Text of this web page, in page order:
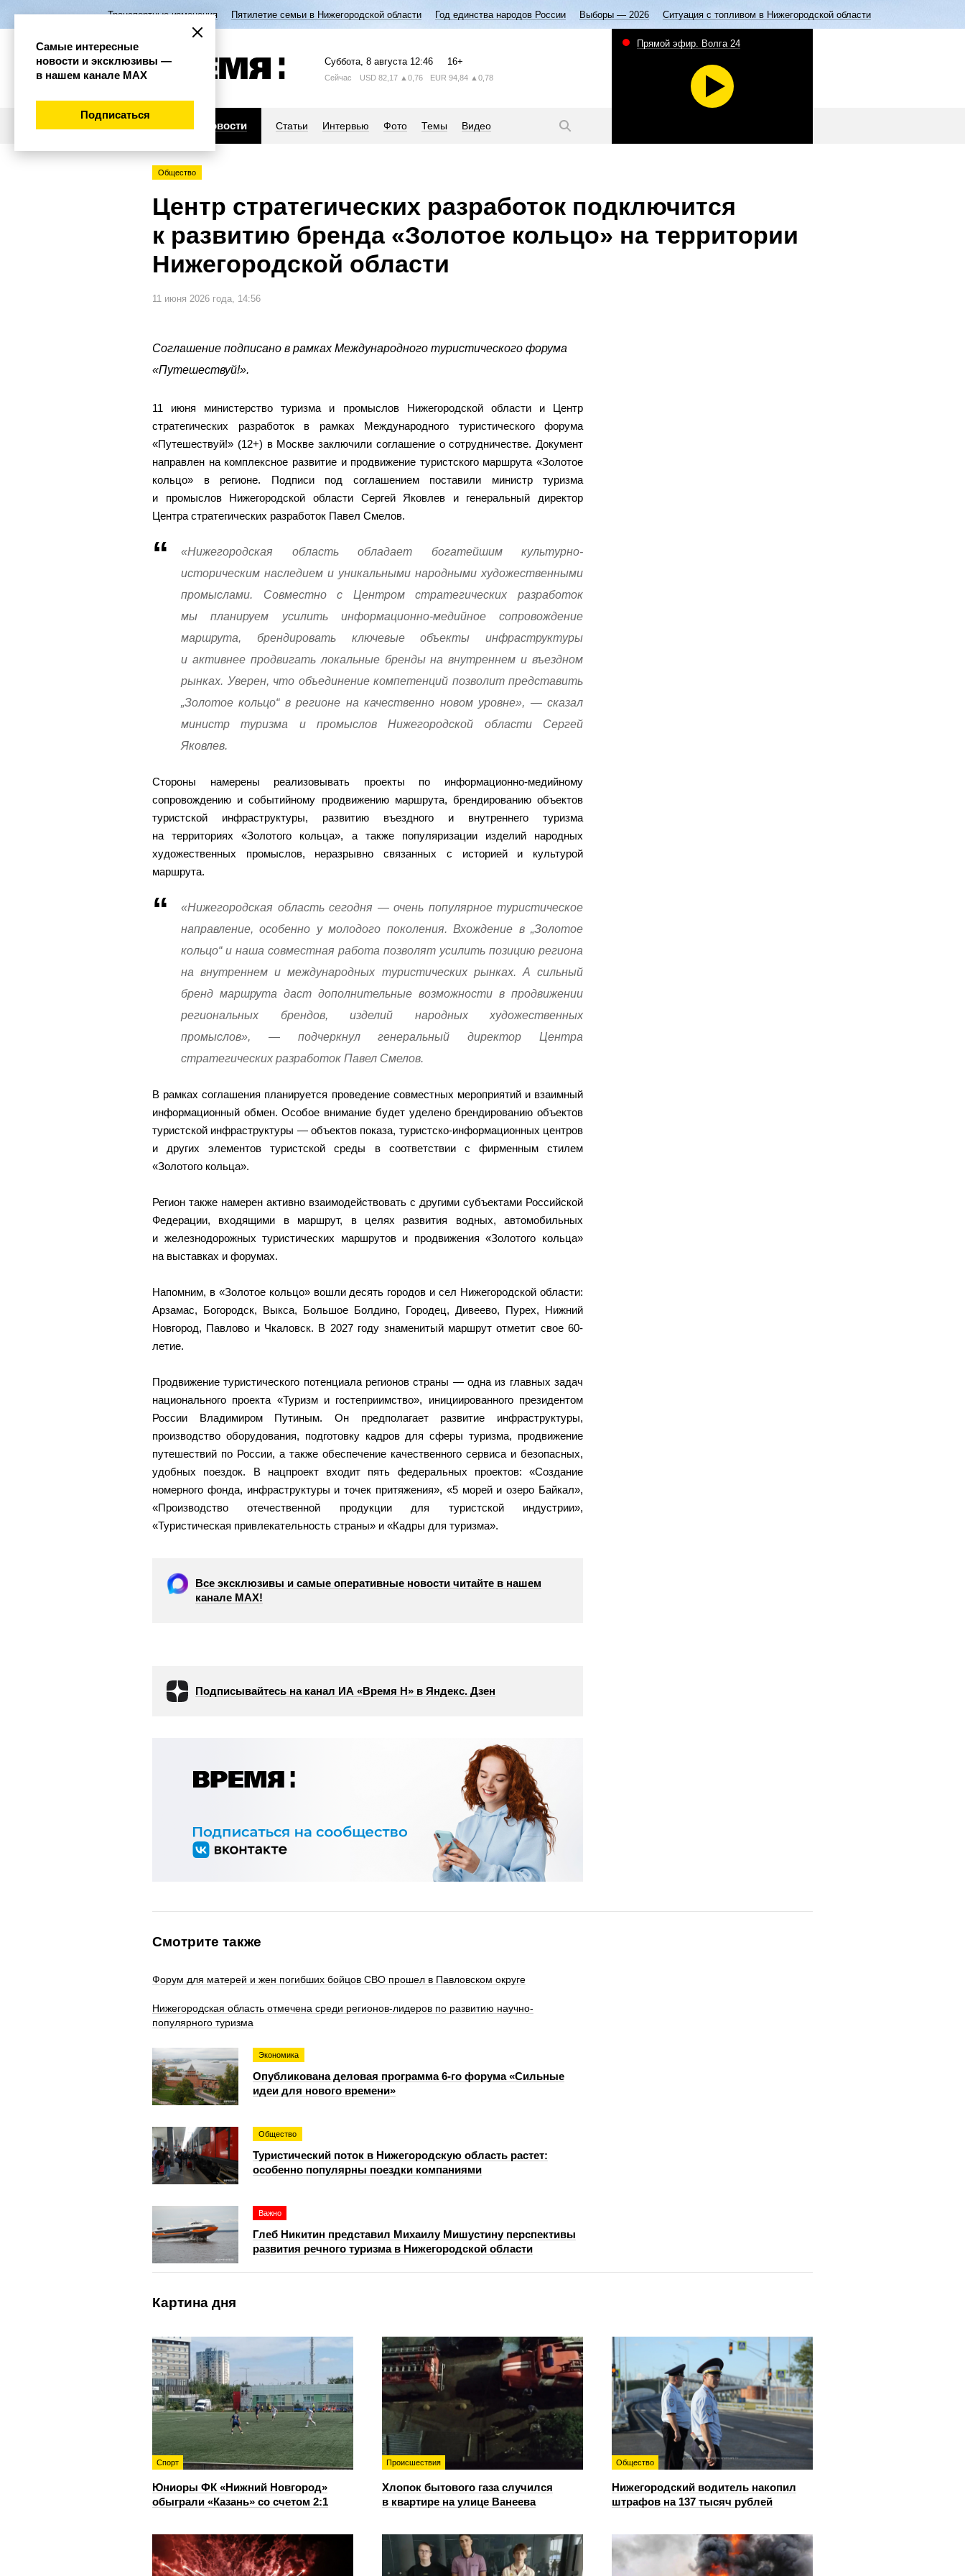
Транспортные изменения Пятилетие семьи в Нижегородской области Год единства народов России Выборы — 2026 Ситуация с топливом в Нижегородской области
Суббота, 8 августа 12:46 16+
Сейчас USD 82,17 ▲0,76 EUR 94,84 ▲0,78
Новости Статьи Интервью Фото Темы Видео
Прямой эфир. Волга 24
Общество
Центр стратегических разработок подключится
к развитию бренда «Золотое кольцо» на территории
Нижегородской области
11 июня 2026 года, 14:56
Соглашение подписано в рамках Международного туристического форума
«Путешествуй!».
11 июня министерство туризма и промыслов Нижегородской области и Центр
стратегических разработок в рамках Международного туристического форума
«Путешествуй!» (12+) в Москве заключили соглашение о сотрудничестве. Документ
направлен на комплексное развитие и продвижение туристского маршрута «Золотое
кольцо» в регионе. Подписи под соглашением поставили министр туризма
и промыслов Нижегородской области Сергей Яковлев и генеральный директор
Центра стратегических разработок Павел Смелов.
«Нижегородская область обладает богатейшим культурно-
историческим наследием и уникальными народными художественными
промыслами. Совместно с Центром стратегических разработок
мы планируем усилить информационно-медийное сопровождение
маршрута, брендировать ключевые объекты инфраструктуры
и активнее продвигать локальные бренды на внутреннем и въездном
рынках. Уверен, что объединение компетенций позволит представить
„Золотое кольцо“ в регионе на качественно новом уровне», — сказал
министр туризма и промыслов Нижегородской области Сергей
Яковлев.
Стороны намерены реализовывать проекты по информационно-медийному
сопровождению и событийному продвижению маршрута, брендированию объектов
туристской инфраструктуры, развитию въездного и внутреннего туризма
на территориях «Золотого кольца», а также популяризации изделий народных
художественных промыслов, неразрывно связанных с историей и культурой
маршрута.
«Нижегородская область сегодня — очень популярное туристическое
направление, особенно у молодого поколения. Вхождение в „Золотое
кольцо“ и наша совместная работа позволят усилить позицию региона
на внутреннем и международных туристических рынках. А сильный
бренд маршрута даст дополнительные возможности в продвижении
региональных брендов, изделий народных художественных
промыслов», — подчеркнул генеральный директор Центра
стратегических разработок Павел Смелов.
В рамках соглашения планируется проведение совместных мероприятий и взаимный
информационный обмен. Особое внимание будет уделено брендированию объектов
туристской инфраструктуры — объектов показа, туристско-информационных центров
и других элементов туристской среды в соответствии с фирменным стилем
«Золотого кольца».
Регион также намерен активно взаимодействовать с другими субъектами Российской
Федерации, входящими в маршрут, в целях развития водных, автомобильных
и железнодорожных туристических маршрутов и продвижения «Золотого кольца»
на выставках и форумах.
Напомним, в «Золотое кольцо» вошли десять городов и сел Нижегородской области:
Арзамас, Богородск, Выкса, Большое Болдино, Городец, Дивеево, Пурех, Нижний
Новгород, Павлово и Чкаловск. В 2027 году знаменитый маршрут отметит свое 60-
летие.
Продвижение туристического потенциала регионов страны — одна из главных задач
национального проекта «Туризм и гостеприимство», инициированного президентом
России Владимиром Путиным. Он предполагает развитие инфраструктуры,
производство оборудования, подготовку кадров для сферы туризма, продвижение
путешествий по России, а также обеспечение качественного сервиса и безопасных,
удобных поездок. В нацпроект входит пять федеральных проектов: «Создание
номерного фонда, инфраструктуры и точек притяжения», «5 морей и озеро Байкал»,
«Производство отечественной продукции для туристской индустрии»,
«Туристическая привлекательность страны» и «Кадры для туризма».
Все эксклюзивы и самые оперативные новости читайте в нашем
канале МАХ!
Подписывайтесь на канал ИА «Время Н» в Яндекс. Дзен
Смотрите также
Форум для матерей и жен погибших бойцов СВО прошел в Павловском округе
Нижегородская область отмечена среди регионов-лидеров по развитию научно-
популярного туризма
Экономика
Опубликована деловая программа 6-го форума «Сильные
идеи для нового времени»
Общество
Туристический поток в Нижегородскую область растет:
особенно популярны поездки компаниями
Важно
Глеб Никитин представил Михаилу Мишустину перспективы
развития речного туризма в Нижегородской области
Картина дня
Спорт
Юниоры ФК «Нижний Новгород»
обыграли «Казань» со счетом 2:1
Происшествия
Хлопок бытового газа случился
в квартире на улице Ванеева
Общество
Нижегородский водитель накопил
штрафов на 137 тысяч рублей
Самые интересные
новости и эксклюзивы —
в нашем канале МАХ
Подписаться